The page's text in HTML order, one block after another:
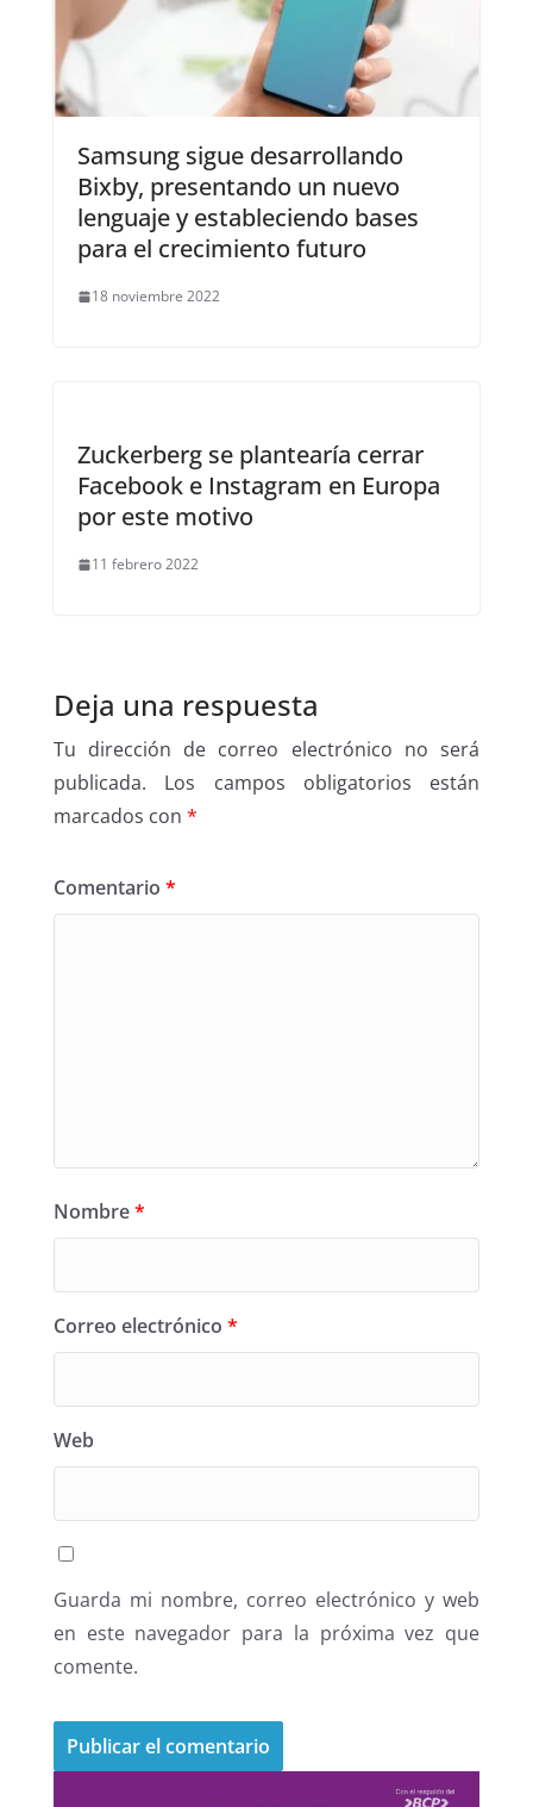
Samsung sigue desarrollando
Bixby, presentando un nuevo
lenguaje y estableciendo bases
para el crecimiento futuro
18 noviembre 2022
Zuckerberg se plantearía cerrar
Facebook e Instagram en Europa
por este motivo
11 febrero 2022
Deja una respuesta
Tu dirección de correo electrónico no será
publicada.
Los campos obligatorios están
marcados con *
Comentario *
Nombre*
Correo electrónico *
Web
Guarda mi nombre, correo electrónico y web
en este navegador para la próxima vez que
comente.